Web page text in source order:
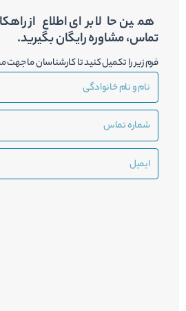
همین حالا برای اطلاع از
تماس، مشاوره رایگان بگیرید.
فرم زیر را تکمیل کنید تا کارشناسان ما
نام
نام
خانوادگی
شماره
ایمیل